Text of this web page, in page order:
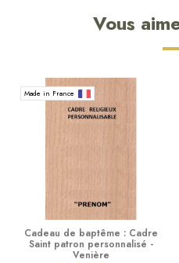
Vous
Made in France
Cadeau de baptême : Cadre
Saint patron personnalisé -
Venière